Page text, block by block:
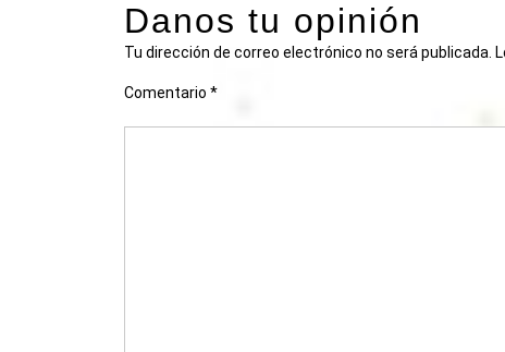
Danos tu opinión
Tu dirección de correo electrónico no será publicada.
Comentario *